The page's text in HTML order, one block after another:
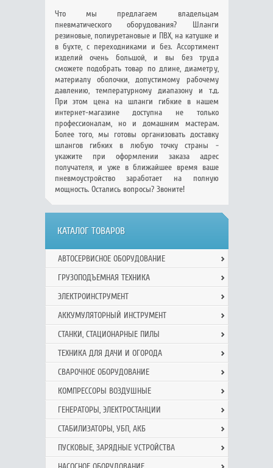
Что мы предлагаем владельцам
пневматического оборудования? Шланги
резиновые, полиуретановые и ПВХ, на катушке и
в бухте, с переходниками и без. Ассортимент
изделий очень большой, и вы без труда
сможете подобрать товар по длине, диаметру,
материалу оболочки, допустимому рабочему
давлению, температурному диапазону и т.д.
При этом цена на шланги гибкие в нашем
интернет-магазине доступна не только
профессионалам, но и домашним мастерам.
Более того, мы готовы организовать доставку
шлангов гибких в любую точку страны -
укажите при оформлении заказа адрес
получателя, и уже в ближайшее время ваше
пневмоустройство заработает на полную
мощность. Остались вопросы? Звоните!
КАТАЛОГ ТОВАРОВ
АВТОСЕРВИСНОЕ ОБОРУДОВАНИЕ
ГРУЗОПОДЪЕМНАЯ ТЕХНИКА
ЭЛЕКТРОИНСТРУМЕНТ
АККУМУЛЯТОРНЫЙ ИНСТРУМЕНТ
СТАНКИ, СТАЦИОНАРНЫЕ ПИЛЫ
ТЕХНИКА ДЛЯ ДАЧИ И ОГОРОДА
СВАРОЧНОЕ ОБОРУДОВАНИЕ
КОМПРЕССОРЫ ВОЗДУШНЫЕ
ГЕНЕРАТОРЫ, ЭЛЕКТРОСТАНЦИИ
СТАБИЛИЗАТОРЫ, УБП, АКБ
ПУСКОВЫЕ, ЗАРЯДНЫЕ УСТРОЙСТВА